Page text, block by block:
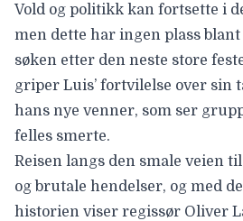
Vold og politikk kan fortsette i
men dette har ingen plass
søken etter den neste store
griper Luis’ fortvilelse over sin
hans nye venner, som ser
felles smerte.
Reisen langs den smale veien
og brutale hendelser, og med
historien viser regissør Oliver